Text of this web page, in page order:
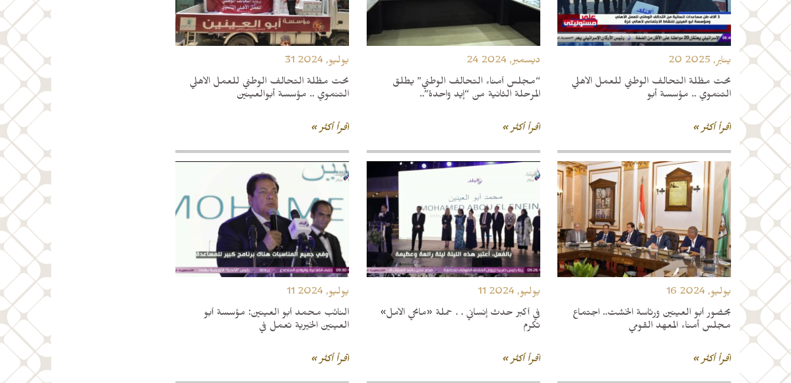
20 يناير, 2025
تحت مظلة التحالف الوطني للعمل الأهلي
التنموي .. مؤسسة أبو
اقرأ أكثر »
24 ديسمبر, 2024
“مجلس أمناء التحالف الوطني” يطلق
المرحلة الثانية من “إيد واحدة”..
اقرأ أكثر »
31 يوليو, 2024
تحت مظلة التحالف الوطني للعمل الأهلي
التنموي .. مؤسسة أبوالعينين
اقرأ أكثر »
16 يوليو, 2024
بحضور أبو العينين ورئاسة الخشت.. اجتماع
مجلس أمناء المعهد القومي
اقرأ أكثر »
11 يوليو, 2024
في أكبر حدث إنساني . . حملة «مانحي الأمل»
تكرم
اقرأ أكثر »
11 يوليو, 2024
النائب محمد أبو العينين: مؤسسة أبو
العينين الخيرية تعمل في
اقرأ أكثر »